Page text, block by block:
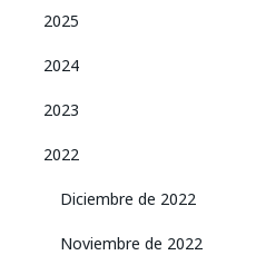
2025
2024
2023
2022
Diciembre de 2022
Noviembre de 2022